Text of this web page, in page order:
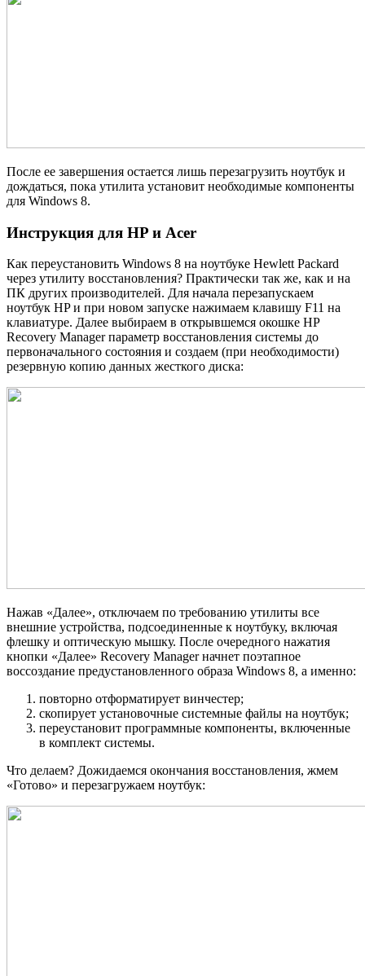
После ее завершения остается лишь перезагрузить ноутбук и
дождаться, пока утилита установит необходимые компоненты
для Windows 8.
Инструкция для HP и Acer
Как переустановить Windows 8 на ноутбуке Hewlett Packard
через утилиту восстановления? Практически так же, как и на
ПК других производителей. Для начала перезапускаем
ноутбук HP и при новом запуске нажимаем клавишу F11 на
клавиатуре. Далее выбираем в открывшемся окошке HP
Recovery Manager параметр восстановления системы до
первоначального состояния и создаем (при необходимости)
резервную копию данных жесткого диска:
Нажав «Далее», отключаем по требованию утилиты все
внешние устройства, подсоединенные к ноутбуку, включая
флешку и оптическую мышку. После очередного нажатия
кнопки «Далее» Recovery Manager начнет поэтапное
воссоздание предустановленного образа Windows 8, а именно:
повторно отформатирует винчестер;
скопирует установочные системные файлы на ноутбук;
переустановит программные компоненты, включенные
в комплект системы.
Что делаем? Дожидаемся окончания восстановления, жмем
«Готово» и перезагружаем ноутбук: